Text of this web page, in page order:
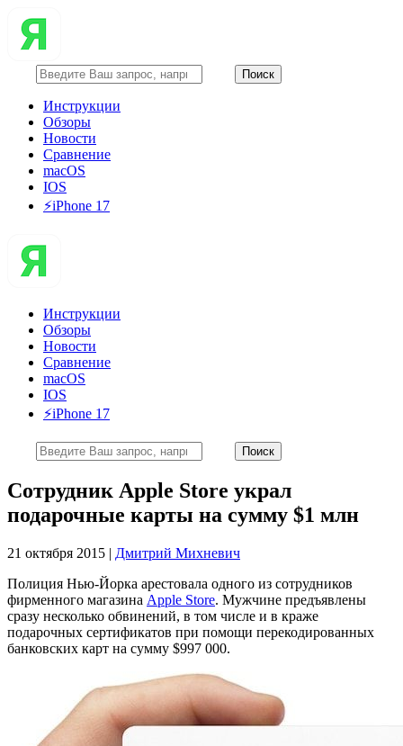
Инструкции
Обзоры
Новости
Сравнение
macOS
IOS
⚡️iPhone 17
Инструкции
Обзоры
Новости
Сравнение
macOS
IOS
⚡️iPhone 17
Сотрудник Apple Store украл
подарочные карты на сумму $1 млн
21 октября 2015 | Дмитрий Михневич
Полиция Нью-Йорка арестовала одного из сотрудников
фирменного магазина Apple Store. Мужчине предъявлены
сразу несколько обвинений, в том числе и в краже
подарочных сертификатов при помощи перекодированных
банковских карт на сумму $997 000.